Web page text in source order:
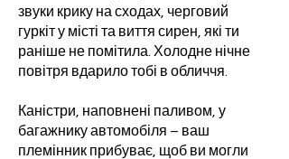
звуки крику на сходах, черговий
гуркіт у місті та виття сирен, які ти
раніше не помітила. Холодне нічне
повітря вдарило тобі в обличчя.
Каністри, наповнені паливом, у
багажнику автомобіля – ваш
племінник прибуває, щоб ви могли